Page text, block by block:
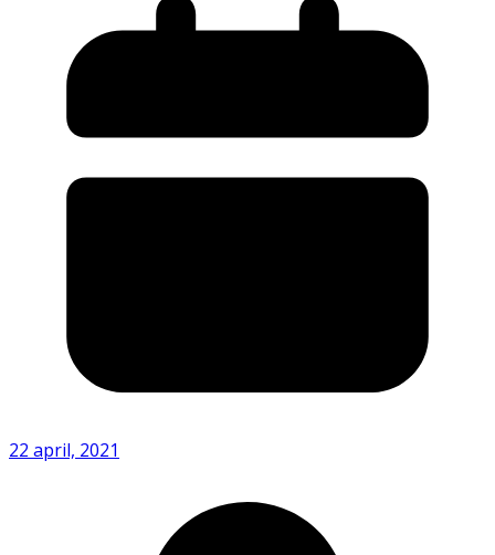
22 april, 2021